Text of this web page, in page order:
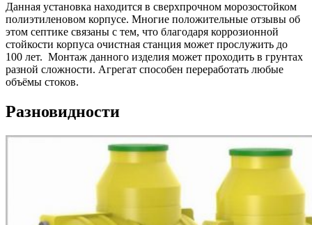
Данная установка находится в сверхпрочном морозостойком
полиэтиленовом корпусе. Многие положительные отзывы об
этом септике связаны с тем, что благодаря коррозионной
стойкости корпуса очистная станция может прослужить до
100 лет. Монтаж данного изделия может проходить в грунтах
разной сложности. Агрегат способен переработать любые
объёмы стоков.
Разновидности